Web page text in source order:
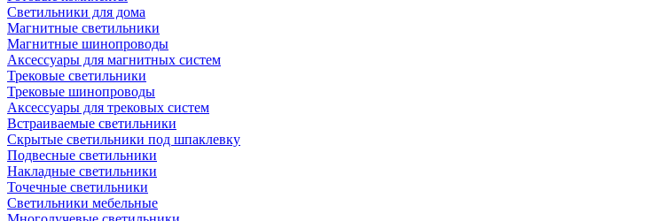
Светильники для дома
Магнитные светильники
Магнитные шинопроводы
Аксессуары для магнитных систем
Трековые светильники
Трековые шинопроводы
Аксессуары для трековых систем
Встраиваемые светильники
Скрытые светильники под шпаклевку
Подвесные светильники
Накладные светильники
Точечные светильники
Светильники мебельные